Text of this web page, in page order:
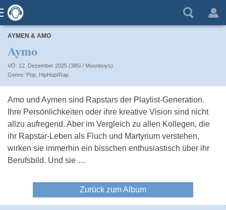
AYMEN & AMO
Aymo
VÖ: 12. Dezember 2025 (385i / Moonboys)
Pop HipHop/Rap
Amo und Aymen sind Rapstars der Playlist-Generation.
Ihre Persönlichkeiten oder ihre kreative Vision sind nicht
allzu aufregend. Aber im Vergleich zu allen Kollegen, die
ihr Rapstar-Leben als Fluch und Martyrium verstehen,
wirken sie immerhin ein bisschen enthusiastisch über ihr
Berufsbild. Und sie …
Zurück zum Album